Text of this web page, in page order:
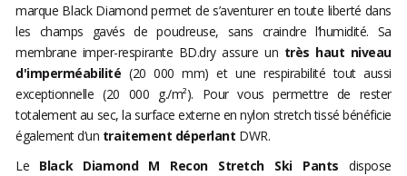
marque Black Diamond permet de s’aventurer en toute liberté dans
les champs gavés de poudreuse, sans craindre l’humidité. Sa
membrane imper-respirante BD.dry assure un très haut niveau
d'imperméabilité (20 000 mm) et une respirabilité tout aussi
exceptionnelle (20 000 g./m²). Pour vous permettre de rester
totalement au sec, la surface externe en nylon stretch tissé bénéficie
également d’un traitement déperlant DWR.
Le Black Diamond M Recon Stretch Ski Pants dispose